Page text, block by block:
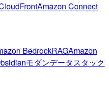
Amazon Connect
BedrockRAGAmazon
モダンデータスタック